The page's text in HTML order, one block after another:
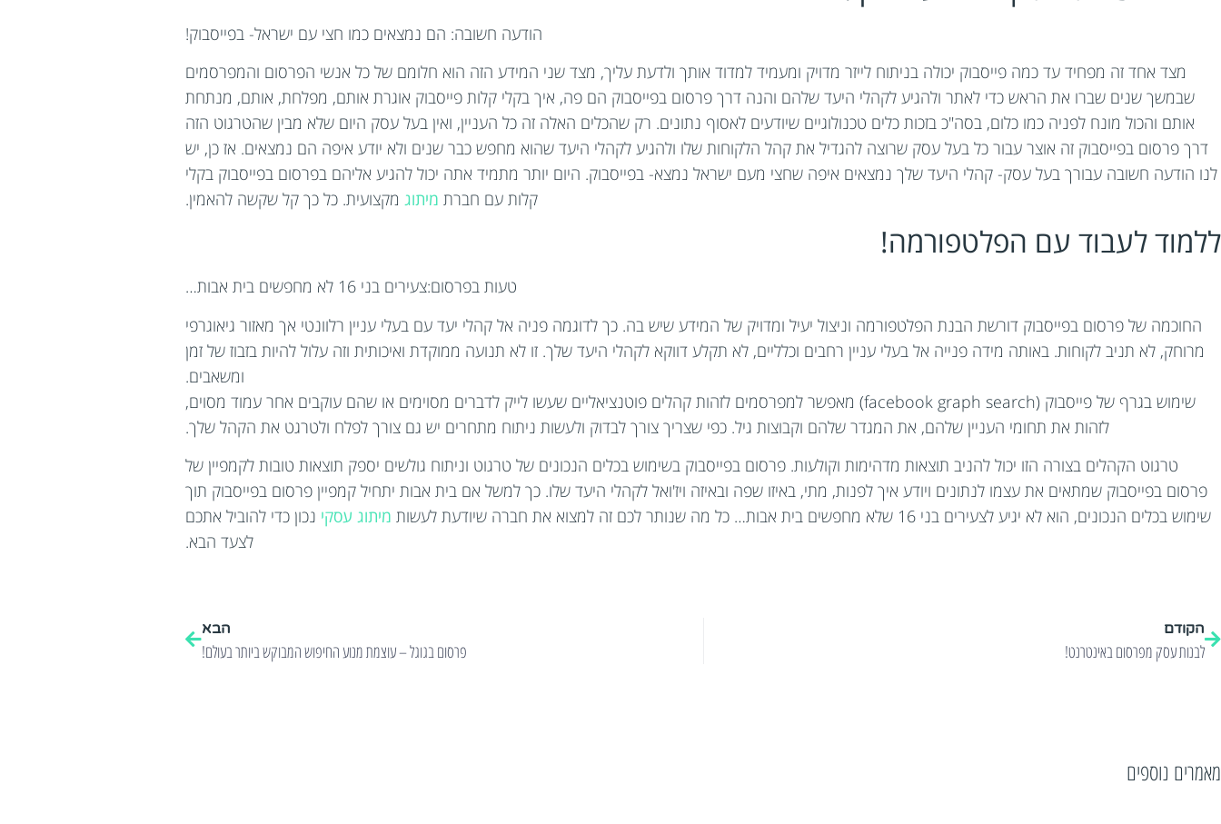
הודעה חשובה: הם נמצאים כמו חצי עם ישראל- בפייסבוק!
מצד אחד זה מפחיד עד כמה פייסבוק יכולה בניתוח לייזר מדויק ומעמיד למדוד אותך ולדעת עליך, מצד שני המידע הזה הוא חלומם של כל אנשי הפרסום והמפרסמים
שבמשך שנים שברו את הראש כדי לאתר ולהגיע לקהלי היעד שלהם והנה דרך פרסום בפייסבוק הם פה, איך בקלי קלות פייסבוק אוגרת אותם, מפלחת, אותם, מנתחת
אותם והכול מונח לפניה כמו כלום, בסה"כ בזכות כלים טכנולוגיים שיודעים לאסוף נתונים. רק שהכלים האלה זה כל העניין, ואין בעל עסק היום שלא מבין שהטרגוט הזה
דרך פרסום בפייסבוק זה אוצר עבור כל בעל עסק שרוצה להגדיל את קהל הלקוחות שלו ולהגיע לקהלי היעד שהוא מחפש כבר שנים ולא יודע איפה הם נמצאים. אז כן, יש
לנו הודעה חשובה עבורך בעל עסק- קהלי היעד שלך נמצאים איפה שחצי מעם ישראל נמצא- בפייסבוק. היום יותר מתמיד אתה יכול להגיע אליהם בפרסום בפייסבוק בקלי
קלות עם חברת מיתוג מקצועית. כל כך קל שקשה להאמין.
ללמוד לעבוד עם הפלטפורמה!
טעות בפרסום:צעירים בני 16 לא מחפשים בית אבות…
החוכמה של פרסום בפייסבוק דורשת הבנת הפלטפורמה וניצול יעיל ומדויק של המידע שיש בה. כך לדוגמה פניה אל קהלי יעד עם בעלי עניין רלוונטי אך מאזור גיאוגרפי
מרוחק, לא תניב לקוחות. באותה מידה פנייה אל בעלי עניין רחבים וכלליים, לא תקלע דווקא לקהלי היעד שלך. זו לא תנועה ממוקדת ואיכותית וזה עלול להיות בזבוז של זמן
ומשאבים.
שימוש בגרף של פייסבוק (facebook graph search) מאפשר למפרסמים לזהות קהלים פוטנציאליים שעשו לייק לדברים מסוימים או שהם עוקבים אחר עמוד מסוים,
לזהות את תחומי העניין שלהם, את המגדר שלהם וקבוצות גיל. כפי שצריך צורך לבדוק ולעשות ניתוח מתחרים יש גם צורך לפלח ולטרגט את הקהל שלך.
טרגוט הקהלים בצורה הזו יכול להניב תוצאות מדהימות וקולעות. פרסום בפייסבוק בשימוש בכלים הנכונים של טרגוט וניתוח גולשים יספק תוצאות טובות לקמפיין של
פרסום בפייסבוק שמתאים את עצמו לנתונים ויודע איך לפנות, מתי, באיזו שפה ובאיזה ויז'ואל לקהלי היעד שלו. כך למשל אם בית אבות יתחיל קמפיין פרסום בפייסבוק תוך
שימוש בכלים הנכונים, הוא לא יגיע לצעירים בני 16 שלא מחפשים בית אבות… כל מה שנותר לכם זה למצוא את חברה שיודעת לעשות
מיתוג עסקי נכון כדי להוביל אתכם
לצעד הבא.
הקודם
לבנות עסק מפרסום באינטרנט!
הבא
פרסום בגוגל – עוצמת מנוע החיפוש המבוקש ביותר בעולם!
מאמרים נוספים